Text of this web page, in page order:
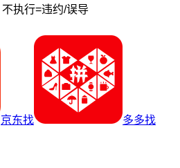
不执行=违约/误导
京东找 多多找